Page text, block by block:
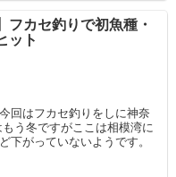
フカセ釣りで初魚種・
ット
回はフカセ釣りをしに神奈
う冬ですがここは相模湾に
下がっていないようです。